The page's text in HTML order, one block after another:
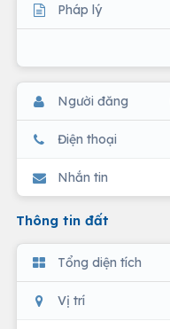
Pháp lý
Người đăng
Điện thoại
Nhắn tin
Thông tin đất
Tổng diện tích
Vị trí